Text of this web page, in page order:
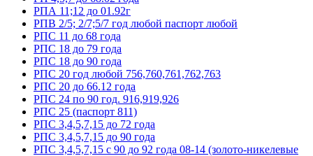
РПА 11;12 до 01.92г
РПВ 2/5; 2/7;5/7 год любой паспорт любой
РПС 11 до 68 года
РПС 18 до 79 года
РПС 18 до 90 года
РПС 20 год любой 756,760,761,762,763
РПС 20 до 66.12 года
РПС 24 по 90 год. 916,919,926
РПС 25 (паспорт 811)
РПС 3,4,5,7,15 до 72 года
РПС 3,4,5,7,15 до 90 года
РПС 3,4,5,7,15 с 90 до 92 года 08-14 (золото-никелевые